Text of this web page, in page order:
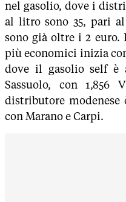
nel gasolio, dove i
al litro sono 35, pari
sono già oltre i 2
più economici inizia
dove il gasolio self è
Sassuolo, con
distributore
con Marano e Carpi.